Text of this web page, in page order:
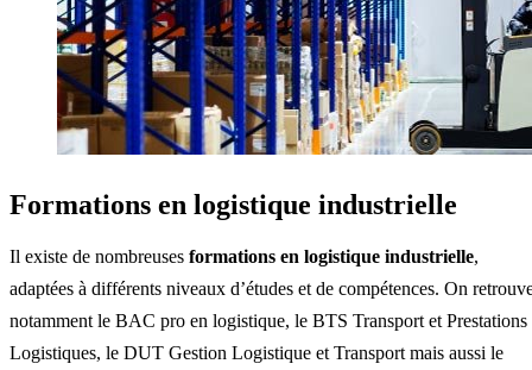
Formations en logistique industrielle
Il existe de nombreuses formations en logistique industrielle,
adaptées à différents niveaux d’études et de compétences. On
notamment le BAC pro en logistique, le BTS Transport et Prestations
Logistiques, le DUT Gestion Logistique et Transport mais aussi le